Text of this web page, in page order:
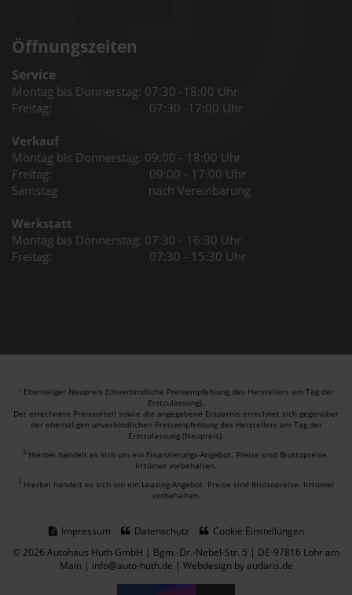
Öffnungszeiten
Service
Montag bis Donnerstag: 07:30 -18:00 Uhr
Freitag: 07:30 -17:00 Uhr
Verkauf
Montag bis Donnerstag: 09:00 - 18:00 Uhr
Freitag: 09:00 - 17:00 Uhr
Samstag nach Vereinbarung
Werkstatt
Montag bis Donnerstag: 07:30 - 16:30 Uhr
Freitag: 07:30 - 15:30 Uhr
1 Ehemaliger Neupreis (Unverbindliche Preisempfehlung des Herstellers am Tag der
Erstzulassung).
Der errechnete Preisvorteil sowie die angegebene Ersparnis errechnet sich gegenüber
der ehemaligen unverbindlichen Preisempfehlung des Herstellers am Tag der
Erstzulassung (Neupreis).
2 Hierbei handelt es sich um ein Finanzierungs-Angebot. Preise sind Bruttopreise.
Irrtümer vorbehalten.
3 Hierbei handelt es sich um ein Leasing-Angebot. Preise sind Bruttopreise. Irrtümer
vorbehalten.
Impressum Datenschutz
Cookie Einstellungen
© 2026 Autohaus Huth GmbH | Bgm.-Dr.-Nebel-Str. 5 | DE-97816 Lohr am
Main | info@auto-huth.de | Webdesign by audaris.de